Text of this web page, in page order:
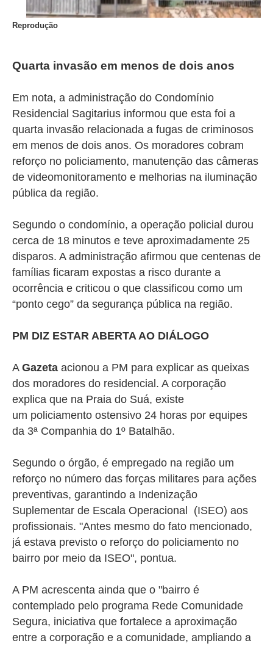
Reprodução
Quarta invasão em menos de dois anos
Em nota, a administração do Condomínio
Residencial Sagitarius informou que esta foi a
quarta invasão relacionada a fugas de criminosos
em menos de dois anos. Os moradores cobram
reforço no policiamento, manutenção das câmeras
de videomonitoramento e melhorias na iluminação
pública da região.
Segundo o condomínio, a operação policial durou
cerca de 18 minutos e teve aproximadamente 25
disparos. A administração afirmou que centenas de
famílias ficaram expostas a risco durante a
ocorrência e criticou o que classificou como um
“ponto cego” da segurança pública na região.
PM DIZ ESTAR ABERTA AO DIÁLOGO
A Gazeta acionou a PM para explicar as queixas
dos moradores do residencial. A corporação
explica que na Praia do Suá, existe
um policiamento ostensivo 24 horas por equipes
da 3ª Companhia do 1º Batalhão.
Segundo o órgão, é empregado na região um
reforço no número das forças militares para ações
preventivas, garantindo a Indenização
Suplementar de Escala Operacional (ISEO) aos
profissionais. "Antes mesmo do fato mencionado,
já estava previsto o reforço do policiamento no
bairro por meio da ISEO", pontua.
A PM acrescenta ainda que o "bairro é
contemplado pelo programa Rede Comunidade
Segura, iniciativa que fortalece a aproximação
entre a corporação e a comunidade, ampliando a